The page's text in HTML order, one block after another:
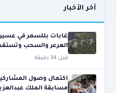
آخر الأخبار
غابات بللسمر في عسير
العرعر والسحب
قبل 34 دقيقة
اكتمال وصول
مسابقة الملك